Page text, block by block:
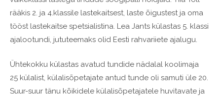
rääkis 2. ja 4.klassile lastekaitsest, laste õigustest ja oma
tööst lastekaitse spetsialistina. Lea Jants külastas 5. klassi
ajalootundi, jututeemaks olid Eesti rahvariiete ajalugu.
Ühtekokku külastas avatud tundide nädalal koolimaja
25 külalist, külalisõpetajate antud tunde oli samuti üle 20.
Suur-suur tänu kõikidele külalisõpetajatele huvitavate ja